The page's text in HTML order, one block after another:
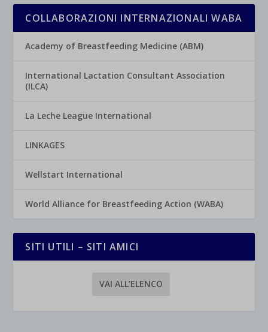
COLLABORAZIONI INTERNAZIONALI WABA
Academy of Breastfeeding Medicine (ABM)
International Lactation Consultant Association
(ILCA)
La Leche League International
LINKAGES
Wellstart International
World Alliance for Breastfeeding Action (WABA)
SITI UTILI – SITI AMICI
VAI ALL’ELENCO